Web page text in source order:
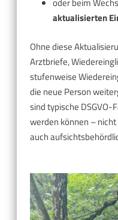
oder beim
aktualisierten
Ohne diese
Arztbriefe,
stufenweise
die neue Person
sind typische
werden können –
auch